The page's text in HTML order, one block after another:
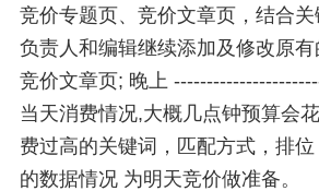
竞价专题页、竞价文章页，结合
负责人和编辑继续添加及修改原有
竞价文章页; 晚上
当天消费情况,大概几点钟预算会
费过高的关键词，匹配方式，排
的数据情况 为明天竞价做准备。